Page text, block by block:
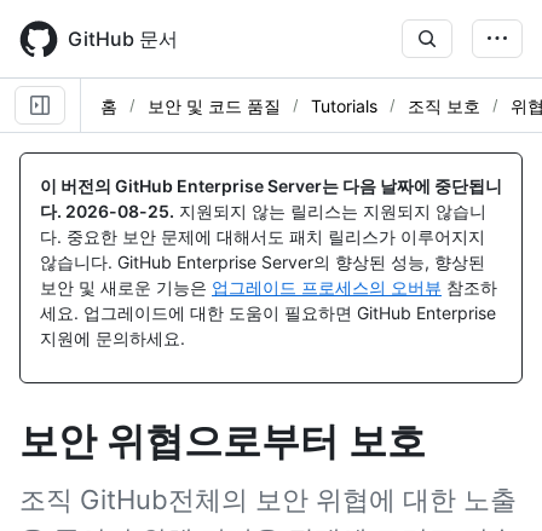
main
content
GitHub 문서
홈 보안 및 코드 품질 Tutorials 조직 보호 위
이 버전의 GitHub Enterprise Server는 다음 날짜에 중단됩니
다. 2026-08-25. 지원되지 않는 릴리스는 지원되지 않습니
다. 중요한 보안 문제에 대해서도 패치 릴리스가 이루어지지
않습니다. GitHub Enterprise Server의 향상된 성능, 향상된
보안 및 새로운 기능은 업그레이드 프로세스의 오버뷰 참조하
세요. 업그레이드에 대한 도움이 필요하면 GitHub Enterprise
지원에 문의하세요.
보안 위협으로부터 보호
조직 GitHub전체의 보안 위협에 대한 노출